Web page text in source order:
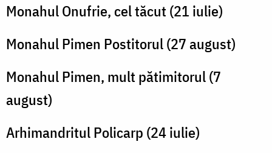
Monahul Onufrie, cel tăcut (21 iulie)
Monahul Pimen Postitorul (27 august)
Monahul Pimen, mult pătimitorul (7
august)
Arhimandritul Policarp (24 iulie)